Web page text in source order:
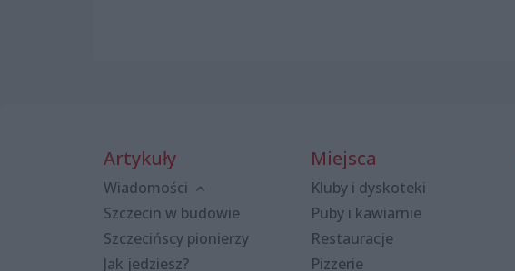
Artykuły
Wiadomości
Szczecin w budowie
Szczecińscy pionierzy
Jak jedziesz?
Miejsca
Kluby i dyskoteki
Puby i kawiarnie
Restauracje
Pizzerie